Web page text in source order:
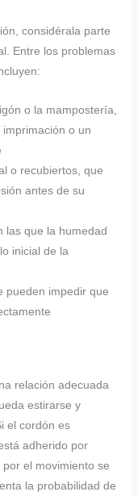
considérala parte
Entre los problemas
o la mampostería,
o un
o recubiertos, que
antes de su
las que la humedad
inicial de la
pueden impedir que
relación adecuada
estirarse y
el cordón es
adherido por
el movimiento se
la probabilidad de